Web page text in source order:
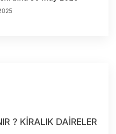
? KİRALIK DAİRELER